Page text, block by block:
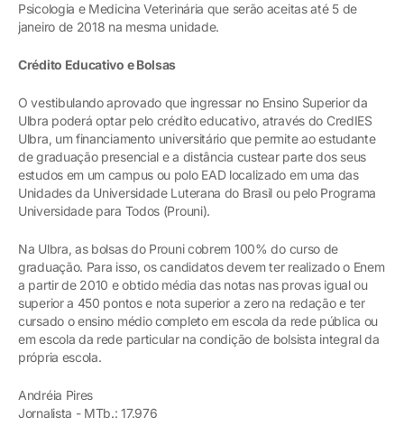
Psicologia e Medicina Veterinária que serão aceitas até 5 de
janeiro de 2018 na mesma unidade.
Crédito Educativo e Bolsas
O vestibulando aprovado que ingressar no Ensino Superior da
Ulbra poderá optar pelo crédito educativo, através do CredIES
Ulbra, um financiamento universitário que permite ao estudante
de graduação presencial e a distância custear parte dos seus
estudos em um campus ou polo EAD localizado em uma das
Unidades da Universidade Luterana do Brasil ou pelo Programa
Universidade para Todos (Prouni).
Na Ulbra, as bolsas do Prouni cobrem 100% do curso de
graduação. Para isso, os candidatos devem ter realizado o Enem
a partir de 2010 e obtido média das notas nas provas igual ou
superior a 450 pontos e nota superior a zero na redação e ter
cursado o ensino médio completo em escola da rede pública ou
em escola da rede particular na condição de bolsista integral da
própria escola.
Andréia Pires
Jornalista - MTb.: 17.976